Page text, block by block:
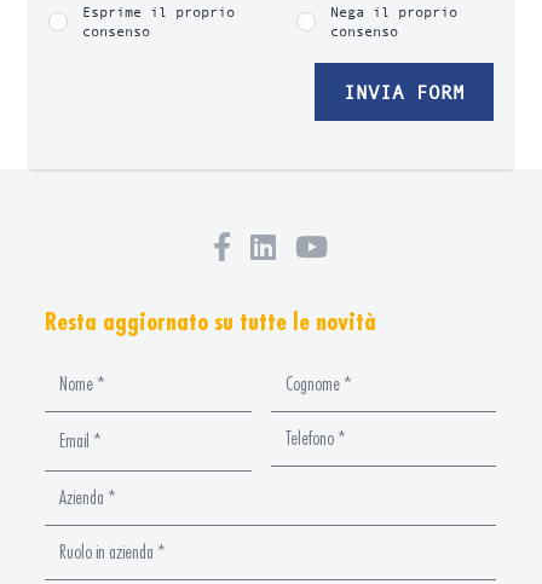
Esprime il proprio
consenso
Nega il proprio
consenso
INVIA FORM
Resta aggiornato su tutte le novità